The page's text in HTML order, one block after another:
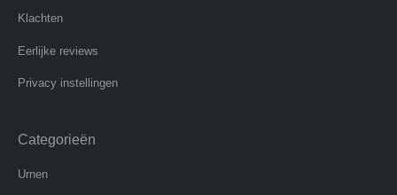
Klachten
Eerlijke reviews
Privacy instellingen
Categorieën
Urnen